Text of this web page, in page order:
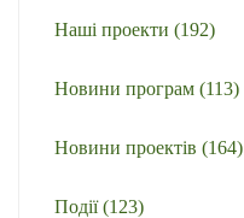
Наші проекти (192)
Новини програм (113)
Новини проектів (164)
Події(123)